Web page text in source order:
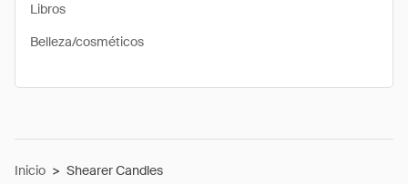
Libros
Belleza/cosméticos
Inicio > Shearer Candles